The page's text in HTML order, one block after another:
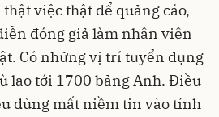
việc thật để quảng cáo,
đóng giả làm nhân viên
Có những vị trí tuyển dụng
lao tới 1700 bảng Anh. Điều
dùng mất niềm tin vào tính